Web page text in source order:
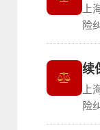
人
险
的
上
险
常
写
犹
应
遇
上
险
保